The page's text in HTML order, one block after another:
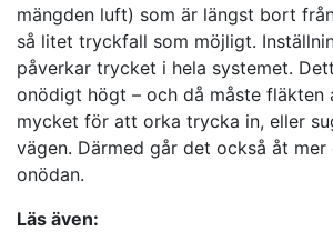
mängden luft) som är längst bort
så litet tryckfall som möjligt.
påverkar trycket i hela systemet.
onödigt högt – och då måste fläkten
mycket för att orka trycka in, eller
vägen. Därmed går det också åt mer
onödan.
Läs även: